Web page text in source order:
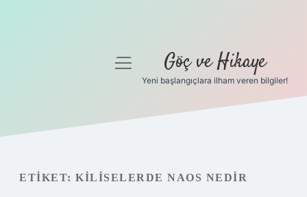
Gizlilik Politikası
menüyü
Göç ve Hikaye
Yeni başlangıçlara ilham veren bilgiler!
ETIKET: KILISELERDE NAOS NEDIR